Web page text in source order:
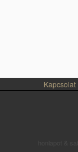
Kapcsolat